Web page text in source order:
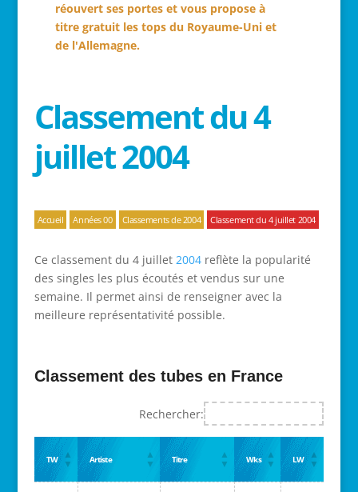
réouvert ses portes et vous propose à
titre gratuit les tops du Royaume-Uni et
de l'Allemagne.
Classement du 4
juillet 2004
Accueil Années 00 Classements de 2004 Classement du 4 juillet 2004
Ce classement du 4 juillet 2004reflète la popularité
des singles les plus écoutés et vendus sur une
semaine. Il permet ainsi de renseigner avec la
meilleure représentativité possible.
Classement des tubes en France
Rechercher:
TW Artiste Titre Wks LW